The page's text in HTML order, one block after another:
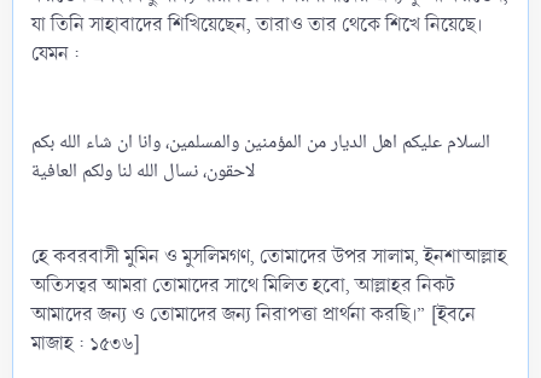
যা তিনি সাহাবাদের শিখিয়েছেন, তারাও তার থেকে শিখে নিয়েছে।
যেমন :
‏السلام عليكم اهل الديار من المؤمنين والمسلمين، وانا ان شاء الله بكم
لاحقون، نسال الله لنا ولكم العافية‏
হে কবরবাসী মুমিন ও মুসলিমগণ, তোমাদের উপর সালাম, ইনশাআল্লাহ
অতিসত্বর আমরা তোমাদের সাথে মিলিত হবো, আল্লাহর নিকট
আমাদের জন্য ও তোমাদের জন্য নিরাপত্তা প্রার্থনা করছি।” [ইবনে
মাজাহ : ১৫৩৬]